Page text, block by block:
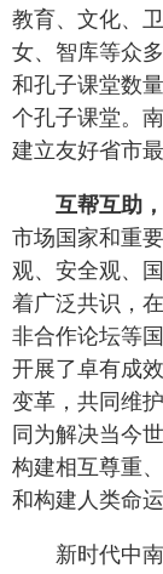
教育、文化、
女、智库等众
和孔子课堂数
个孔子课堂。
建立友好省市
互帮互助
市场国家和重
观、安全观、
着广泛共识，
非合作论坛等
开展了卓有成
变革，共同维
同为解决当今
构建相互尊重
和构建人类命
新时代中